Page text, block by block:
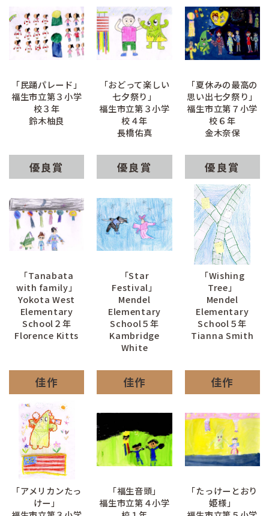
「民踊パレード」
福生市立第３小学
校３年
鈴木柚良
「おどって楽しい
七夕祭り」
福生市立第３小学
校４年
長橋佑真
「夏休みの最高の
思い出七夕祭り」
福生市立第７小学
校６年
金木奈保
優良賞
「Tanabata
with family」
Yokota West
Elementary
School２年
Florence Kitts
優良賞
「Star
Festival」
Mendel
Elementary
School５年
Kambridge
White
優良賞
「Wishing
Tree」
Mendel
Elementary
School５年
Tianna Smith
佳作
「アメリカンたっ
けー」
佳作
「福生音頭」
福生市立第４小学
佳作
「たっけーとおり
姫様」